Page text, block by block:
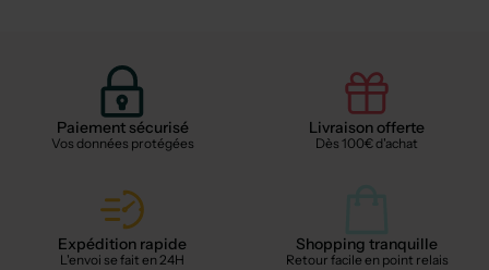
Paiement sécurisé
Vos données protégées
Livraison offerte
Dès 100€ d'achat
Expédition rapide
L'envoi se fait en 24H
Shopping tranquille
Retour facile en point relais